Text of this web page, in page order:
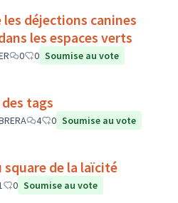
déjections canines
les espaces verts
0 0 Soumise au vote
tags
4 0 Soumise au vote
de la laïcité
0 Soumise au vote